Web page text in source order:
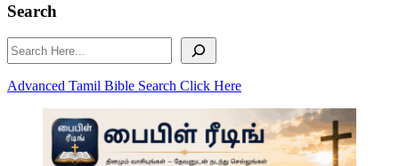
Search
Search
Advanced Tamil Bible Search Click Here